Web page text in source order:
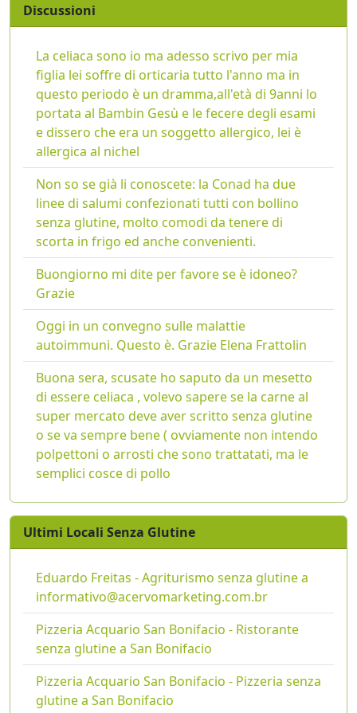
Discussioni
La celiaca sono io ma adesso scrivo per mia
figlia lei soffre di orticaria tutto l'anno ma in
questo periodo è un dramma,all'età di 9anni lo
portata al Bambin Gesù e le fecere degli esami
e dissero che era un soggetto allergico, lei è
allergica al nichel
Non so se già li conoscete: la Conad ha due
linee di salumi confezionati tutti con bollino
senza glutine, molto comodi da tenere di
scorta in frigo ed anche convenienti.
Buongiorno mi dite per favore se è idoneo?
Grazie
Oggi in un convegno sulle malattie
autoimmuni. Questo è. Grazie Elena Frattolin
Buona sera, scusate ho saputo da un mesetto
di essere celiaca , volevo sapere se la carne al
super mercato deve aver scritto senza glutine
o se va sempre bene ( ovviamente non intendo
polpettoni o arrosti che sono trattatati, ma le
semplici cosce di pollo
Ultimi Locali Senza Glutine
Eduardo Freitas - Agriturismo senza glutine a
informativo@acervomarketing.com.br
Pizzeria Acquario San Bonifacio - Ristorante
senza glutine a San Bonifacio
Pizzeria Acquario San Bonifacio - Pizzeria senza
glutine a San Bonifacio